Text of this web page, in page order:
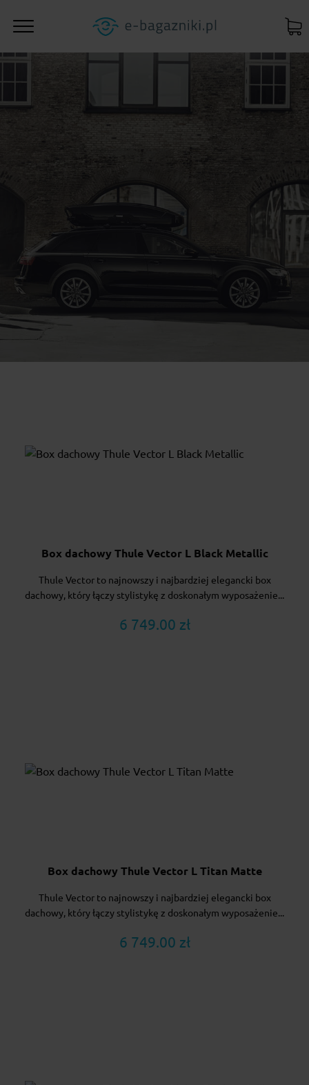
Box dachowy Thule Vector L Black Metallic
Thule Vector to najnowszy i najbardziej elegancki box
dachowy, który łączy stylistykę z doskonałym wyposażenie...
6 749.00 zł
Box dachowy Thule Vector L Titan Matte
Thule Vector to najnowszy i najbardziej elegancki box
dachowy, który łączy stylistykę z doskonałym wyposażenie...
6 749.00 zł